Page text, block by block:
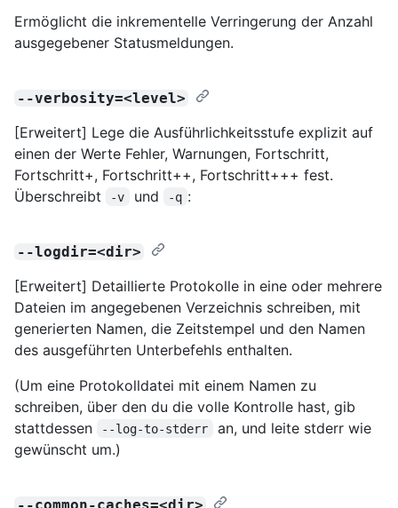
Ermöglicht die inkrementelle Verringerung der Anzahl
ausgegebener Statusmeldungen.
--verbosity=<level>
[Erweitert] Lege die Ausführlichkeitsstufe explizit auf
einen der Werte Fehler, Warnungen, Fortschritt,
Fortschritt+, Fortschritt++, Fortschritt+++ fest.
Überschreibt
-v und -q :
--logdir=<dir>
[Erweitert] Detaillierte Protokolle in eine oder mehrere
Dateien im angegebenen Verzeichnis schreiben, mit
generierten Namen, die Zeitstempel und den Namen
des ausgeführten Unterbefehls enthalten.
(Um eine Protokolldatei mit einem Namen zu
schreiben, über den du die volle Kontrolle hast, gib
stattdessen
--log-to-stderr
an, und leite stderr wie
gewünscht um.)
--common-caches=<dir>